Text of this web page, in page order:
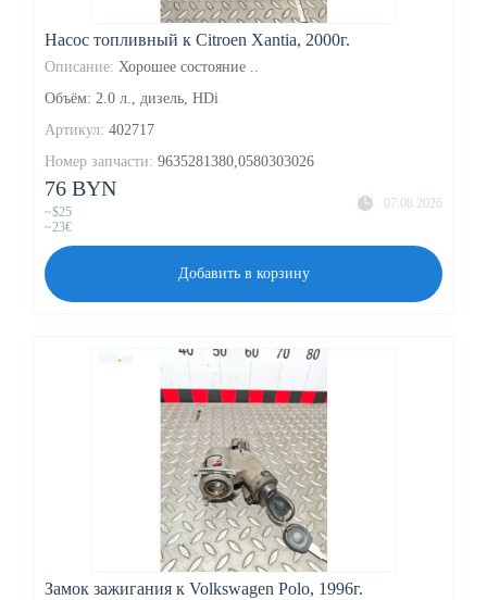
Насос топливный к Citroen Xantia, 2000г.
Описание: Хорошее состояние ..
Объём: 2.0 л., дизель, HDi
Артикул: 402717
Номер запчасти: 9635281380,0580303026
07.08.2026
76 BYN
~$25
~23€
Добавить в корзину
Замок зажигания к Volkswagen Polo, 1996г.